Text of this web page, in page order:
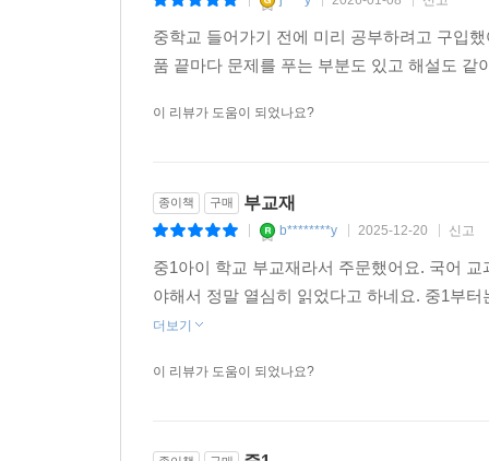
| j****y | 2026-01-08 | 신고
중학교 들어가기 전에 미리 공부하려고 구입
종이책 구매 부교재
b********y | 2025-12-20 | 신고
중1아이 학교 부교재라서 주문했어요. 국어
야해서 정말 열심히 읽었다고 하네요. 중1부